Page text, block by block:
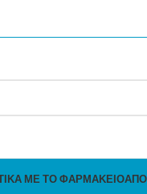
ΜΕ ΤΟ ΦΑΡΜΑΚΕΊΟ